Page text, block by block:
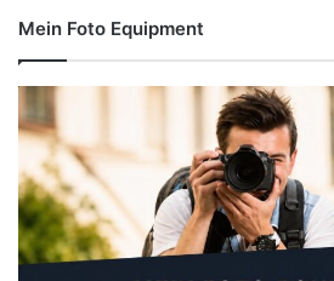
Mein Foto Equipment